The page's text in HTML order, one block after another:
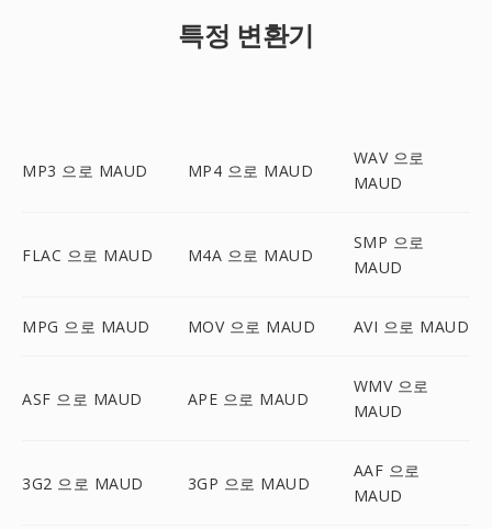
특정 변환기
MP3 으로 MAUD MP4 으로 MAUD
WAV 으로
MAUD
FLAC 으로 MAUD M4A 으로 MAUD
SMP 으로
MAUD
MPG 으로 MAUD MOV 으로 MAUD AVI 으로 MAUD
ASF 으로 MAUD APE 으로 MAUD
WMV 으로
MAUD
3G2 으로 MAUD 3GP 으로 MAUD
AAF 으로
MAUD